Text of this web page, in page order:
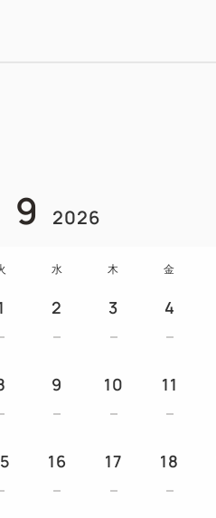
ンドソープ,スリッパ
など視聴可能）
ドライヤー,電気ケトル,冷蔵庫
9 2026
水 木 金
2 3 4
9 10 11
16 17 18